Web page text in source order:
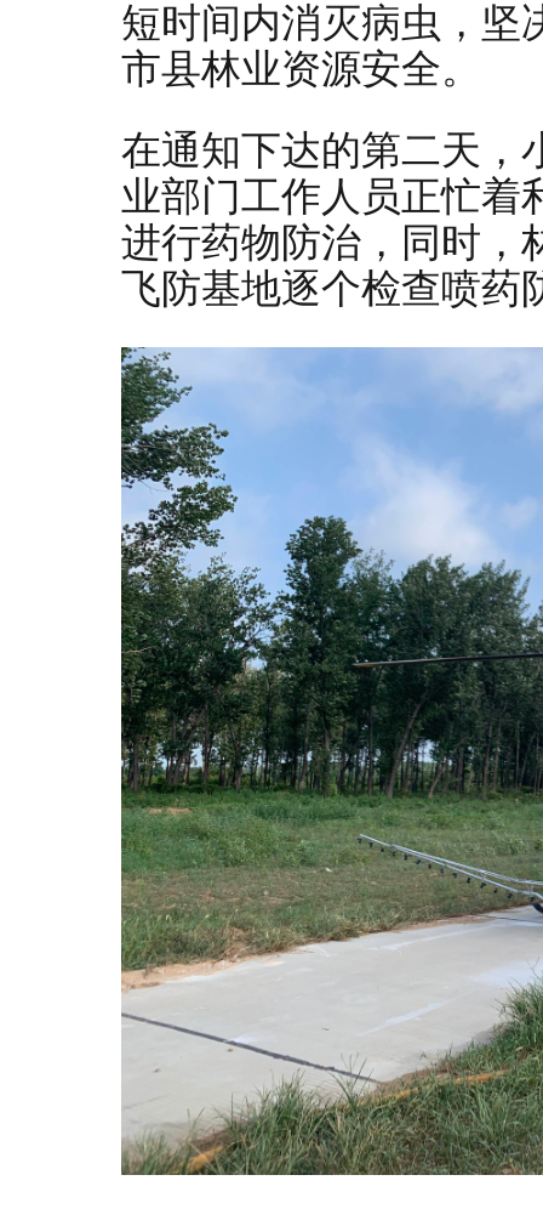
短时间内消灭病虫，坚
市县林业资源安全。
在通知下达的第二天，
业部门工作人员正忙着
进行药物防治，同时，
飞防基地逐个检查喷药